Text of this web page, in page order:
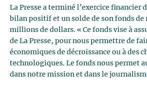
La Presse a terminé l’exercice financier
bilan positif et un solde de son fonds de
millions de dollars. « Ce fonds vise à
de La Presse, pour nous permettre de
économiques de décroissance ou à des
technologiques. Le fonds nous permet
dans notre mission et dans le